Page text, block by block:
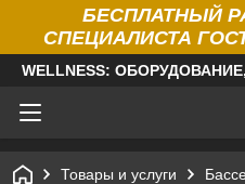
БЕСПЛАТНЫЙ
СПЕЦИАЛИСТА
WELLNESS:
Товары и услуги